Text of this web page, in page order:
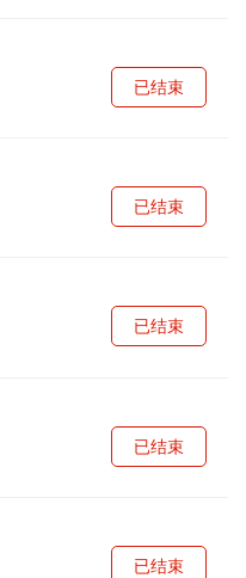
已结束
已结束
已结束
已结束
已结束